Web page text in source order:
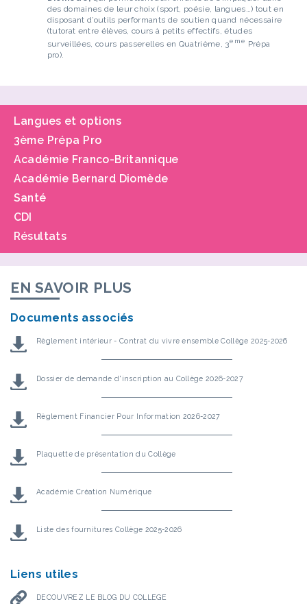
des domaines de leur choix (sport, poésie, langues…) tout en
disposant d’outils performants de soutien quand nécessaire
(tutorat entre élèves, cours à petits effectifs, études
surveillées, cours passerelles en Quatrième, 3eme Prépa
pro).
Langues et options
3ème Prépa Pro
Académie Franco-Britannique
Académie Bernard Diomède
Santé
CDI
Résultats
EN SAVOIR PLUS
Documents associés
Règlement intérieur - Contrat du vivre ensemble Collège 2025-2026
Dossier de demande d'inscription au Collège 2026-2027
Règlement Financier Pour Information 2026-2027
Plaquette de présentation du Collège
Académie Création Numérique
Liste des fournitures Collège 2025-2026
Liens utiles
DECOUVREZ LE BLOG DU COLLEGE